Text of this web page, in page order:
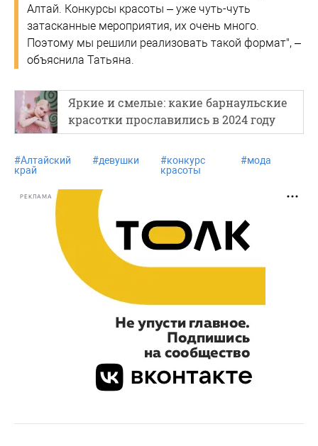
Алтай. Конкурсы красоты – уже чуть-чуть
затасканные мероприятия, их очень много.
Поэтому мы решили реализовать такой формат", –
объяснила Татьяна.
Яркие и смелые: какие барнаульские
красотки прославились в 2024 году
#Алтайский
край
#девушки #конкурс
красоты
#мода
РЕКЛАМА